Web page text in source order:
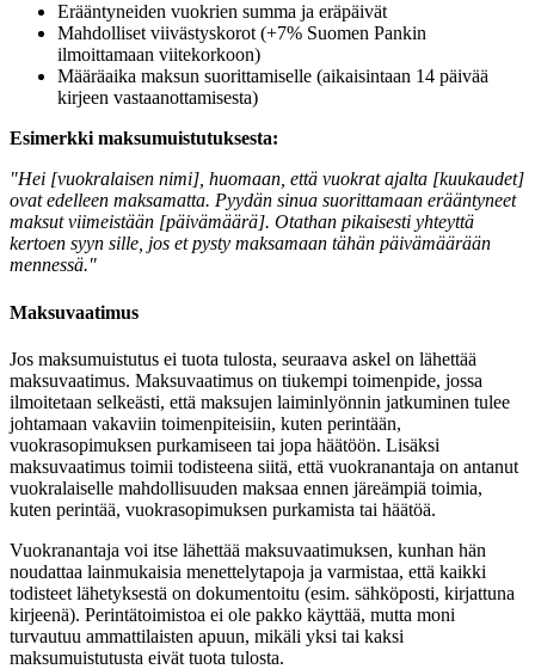
Erääntyneiden vuokrien summa ja eräpäivät
Mahdolliset viivästyskorot (+7% Suomen Pankin
ilmoittamaan viitekorkoon)
Määräaika maksun suorittamiselle (aikaisintaan 14 päivää
kirjeen vastaanottamisesta)
Esimerkki maksumuistutuksesta:
"Hei [vuokralaisen nimi], huomaan, että vuokrat ajalta [kuukaudet]
ovat edelleen maksamatta. Pyydän sinua suorittamaan erääntyneet
maksut viimeistään [päivämäärä]. Otathan pikaisesti yhteyttä
kertoen syyn sille, jos et pysty maksamaan tähän päivämäärään
mennessä."
Maksuvaatimus
Jos maksumuistutus ei tuota tulosta, seuraava askel on lähettää
maksuvaatimus. Maksuvaatimus on tiukempi toimenpide, jossa
ilmoitetaan selkeästi, että maksujen laiminlyönnin jatkuminen tulee
johtamaan vakaviin toimenpiteisiin, kuten perintään,
vuokrasopimuksen purkamiseen tai jopa häätöön. Lisäksi
maksuvaatimus toimii todisteena siitä, että vuokranantaja on antanut
vuokralaiselle mahdollisuuden maksaa ennen järeämpiä toimia,
kuten perintää, vuokrasopimuksen purkamista tai häätöä.
Vuokranantaja voi itse lähettää maksuvaatimuksen, kunhan hän
noudattaa lainmukaisia menettelytapoja ja varmistaa, että kaikki
todisteet lähetyksestä on dokumentoitu (esim. sähköposti, kirjattuna
kirjeenä). Perintätoimistoa ei ole pakko käyttää, mutta moni
turvautuu ammattilaisten apuun, mikäli yksi tai kaksi
maksumuistutusta eivät tuota tulosta.